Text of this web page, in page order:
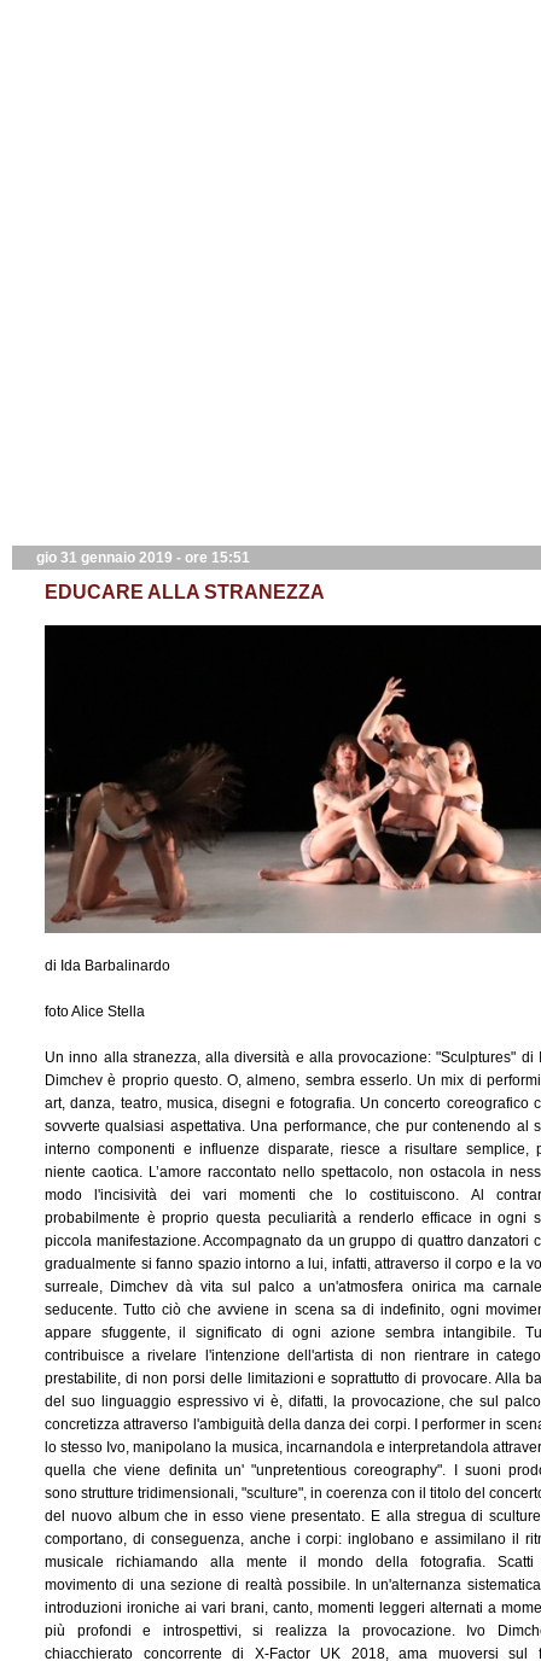
gio 31 gennaio 2019 - ore 15:51
EDUCARE ALLA STRANEZZA
di Ida Barbalinardo
foto Alice Stella
Un inno alla stranezza, alla diversità e alla provocazione: "Sculptures" di
Dimchev è proprio questo. O, almeno, sembra esserlo. Un mix di
art, danza, teatro, musica, disegni e fotografia. Un concerto coreografico
sovverte qualsiasi aspettativa. Una performance, che pur contenendo al
interno componenti e influenze disparate, riesce a risultare semplice,
niente caotica. L’amore raccontato nello spettacolo, non ostacola in
modo l'incisività dei vari momenti che lo costituiscono. Al
probabilmente è proprio questa peculiarità a renderlo efficace in ogni
piccola manifestazione. Accompagnato da un gruppo di quattro danzatori
gradualmente si fanno spazio intorno a lui, infatti, attraverso il corpo e la
surreale, Dimchev dà vita sul palco a un'atmosfera onirica ma
seducente. Tutto ciò che avviene in scena sa di indefinito, ogni
appare sfuggente, il significato di ogni azione sembra intangibile.
contribuisce a rivelare l'intenzione dell'artista di non rientrare in
prestabilite, di non porsi delle limitazioni e soprattutto di provocare. Alla
del suo linguaggio espressivo vi è, difatti, la provocazione, che sul
concretizza attraverso l'ambiguità della danza dei corpi. I performer in
lo stesso Ivo, manipolano la musica, incarnandola e interpretandola
quella che viene definita un' "unpretentious coreography". I suoni
sono strutture tridimensionali, "sculture", in coerenza con il titolo del
del nuovo album che in esso viene presentato. E alla stregua di
comportano, di conseguenza, anche i corpi: inglobano e assimilano il
musicale richiamando alla mente il mondo della fotografia.
movimento di una sezione di realtà possibile. In un'alternanza
introduzioni ironiche ai vari brani, canto, momenti leggeri alternati a
più profondi e introspettivi, si realizza la provocazione. Ivo
chiacchierato concorrente di X-Factor UK 2018, ama muoversi sul